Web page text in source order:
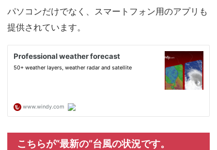
パソコンだけでなく、スマートフォン用のアプリも
提供されています。
こちらが“最新の”台風の状況です。